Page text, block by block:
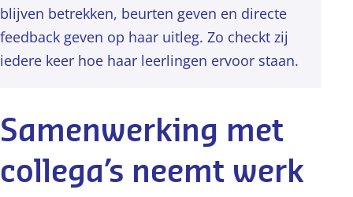
blijven betrekken, beurten geven en directe
feedback geven op haar uitleg. Zo checkt zij
iedere keer hoe haar leerlingen ervoor staan.
Samenwerking met
collega’s neemt werk